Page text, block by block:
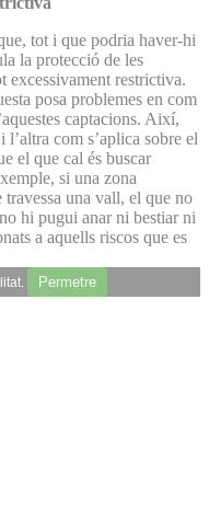
tot i que podria haver-hi
la protecció de les
excessivament restrictiva.
posa problemes en com
captacions. Així,
l’altra com s’aplica sobre el
el que cal és buscar
si una zona
travessa una vall, el que no
hi pugui anar ni bestiar ni
a aquells riscos que es
Permetre